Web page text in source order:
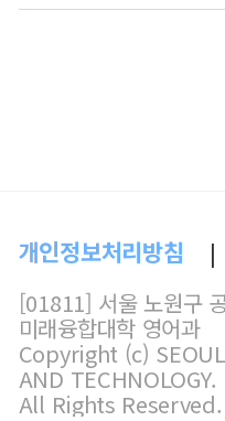
개인정보처리방침 |
[01811] 서울 노원구
미래융합대학 영어과
Copyright (c)
AND TECHNOLOGY.
All Rights Reserved.